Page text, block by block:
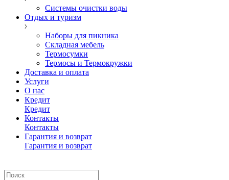
Системы очистки воды
Отдых и туризм
Наборы для пикника
Складная мебель
Термосумки
Термосы и Термокружки
Доставка и оплата
Услуги
О нас
Кредит
Кредит
Контакты
Контакты
Гарантия и возврат
Гарантия и возврат